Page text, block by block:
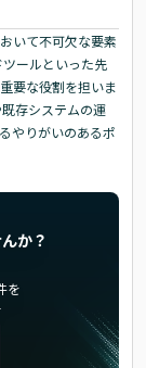
いて不可欠な要素
ールといった先
要な役割を担いま
存システムの運
やりがいのあるポ
か？
を